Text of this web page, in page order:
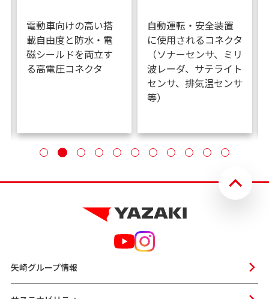
電動車向けの高い搭
載自由度と防水・電
磁シールドを両立す
る高電圧コネクタ
自動運転・安全装置
に使用されるコネクタ
（ソナーセンサ、ミリ
波レーダ、サテライト
センサ、排気温センサ
等）
矢崎グループ情報